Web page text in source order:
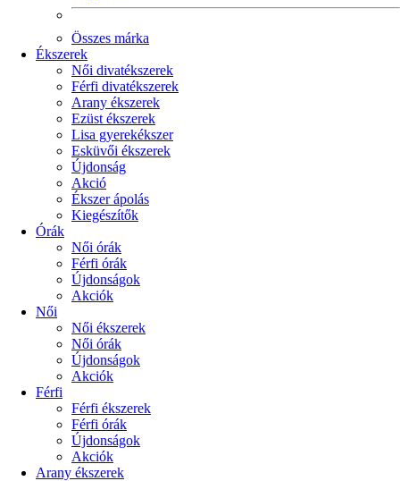
Összes márka
Ékszerek
Női divatékszerek
Férfi divatékszerek
Arany ékszerek
Ezüst ékszerek
Lisa gyerekékszer
Esküvői ékszerek
Újdonság
Akció
Ékszer ápolás
Kiegészítők
Órák
Női órák
Férfi órák
Újdonságok
Akciók
Női
Női ékszerek
Női órák
Újdonságok
Akciók
Férfi
Férfi ékszerek
Férfi órák
Újdonságok
Akciók
Arany ékszerek